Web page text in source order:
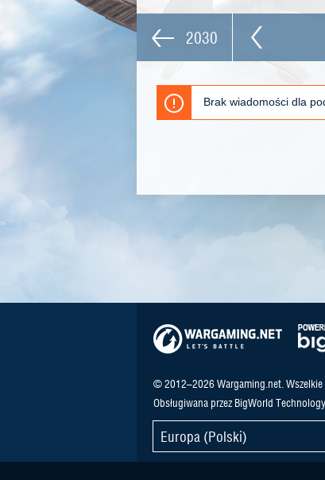
2030
Brak wiadomości dla
© 2012–2026 Wargaming.net. Wszelkie
Obsługiwana przez BigWorld
Europa (Polski)